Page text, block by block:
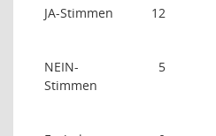
JA-Stimmen 12
NEIN-
Stimmen
5